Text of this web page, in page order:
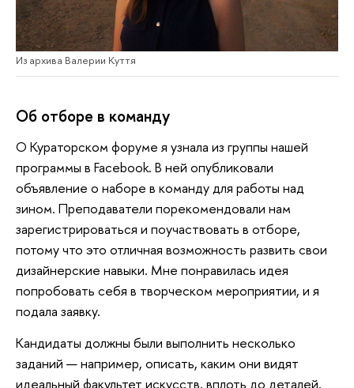
Из архива Валерии Куття
Об отборе в команду
О Кураторском форуме я узнала из группы нашей
программы в Facebook. В ней опубликовали
объявление о наборе в команду для работы над
зином. Преподаватели порекомендовали нам
зарегистрироваться и поучаствовать в отборе,
потому что это отличная возможность развить свои
дизайнерские навыки. Мне понравилась идея
попробовать себя в творческом мероприятии, и я
подала заявку.
Кандидаты должны были выполнить несколько
заданий — например, описать, каким они видят
идеальный факультет искусств, вплоть до деталей,